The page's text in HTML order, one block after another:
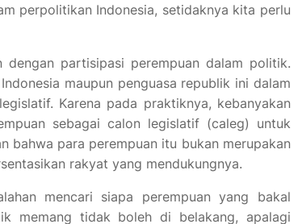
perpolitikan Indonesia, setidaknya kita perlu
partisipasi perempuan dalam politik.
maupun penguasa republik ini dalam
Karena pada praktiknya, kebanyakan
sebagai calon legislatif (caleg) untuk
bahwa para perempuan itu bukan merupakan
rakyat yang mendukungnya.
mencari siapa perempuan yang bakal
memang tidak boleh di belakang, apalagi